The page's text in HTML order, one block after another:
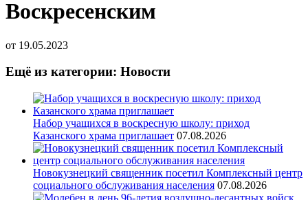
Воскресенским
от 19.05.2023
Ещё из категории: Новости
Набор учащихся в воскресную школу: приход
Казанского храма приглашает 07.08.2026
Новокузнецкий священник посетил Комплексный центр
социального обслуживания населения 07.08.2026